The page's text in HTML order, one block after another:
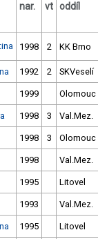
nar. vt oddíl
1998 2 KK Brno
1992 2 SKVeselí
1999 Olomouc
1998 3 Val.Mez.
1998 3 Olomouc
1998 Val.Mez.
1995 Litovel
1993 Val.Mez.
1995 Litovel